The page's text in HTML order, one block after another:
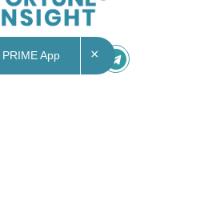
App ×